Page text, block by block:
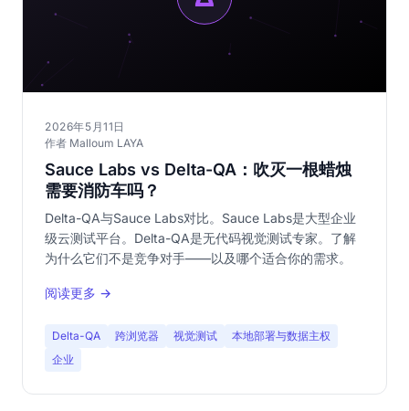
2026年5月11日
作者 Malloum LAYA
Sauce Labs vs Delta-QA：吹灭一根蜡烛
需要消防车吗？
Delta-QA与Sauce Labs对比。Sauce Labs是大型企业
级云测试平台。Delta-QA是无代码视觉测试专家。了解
为什么它们不是竞争对手——以及哪个适合你的需求。
阅读更多 →
Delta-QA 跨浏览器 视觉测试
本地部署与数据主权
企业